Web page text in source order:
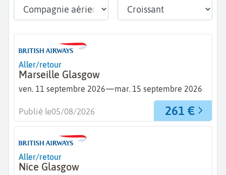
Aller/retour
Marseille Glasgow
ven. 11 septembre 2026—mar. 15 septembre 2026
261 €
Publié le05/08/2026
Aller/retour
Nice Glasgow